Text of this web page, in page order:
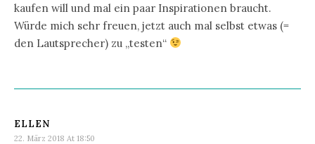
kaufen will und mal ein paar Inspirationen braucht.
Würde mich sehr freuen, jetzt auch mal selbst etwas (=
den Lautsprecher) zu „testen“
ELLEN
22. März 2018 At 18:50